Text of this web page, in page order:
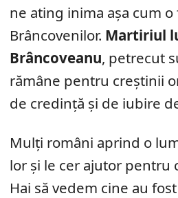
ne ating inima așa cum o
Brâncovenilor. Martiriul
Brâncoveanu, petrecut
rămâne pentru creștinii
de credință și de iubire
Mulți români aprind o
lor și le cer ajutor pentru
Hai să vedem cine au